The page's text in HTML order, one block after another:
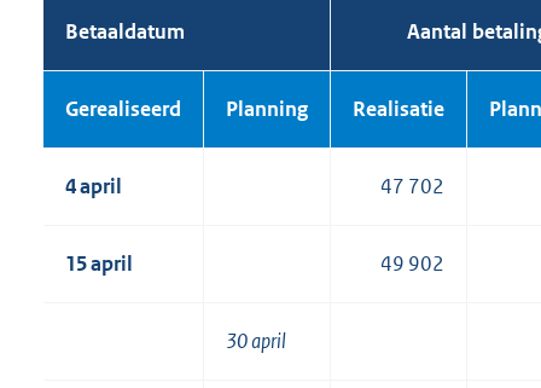
Betaaldatum Aantal
Gerealiseerd Planning Realisatie
4 april 47 702
15 april 49 902
30 april